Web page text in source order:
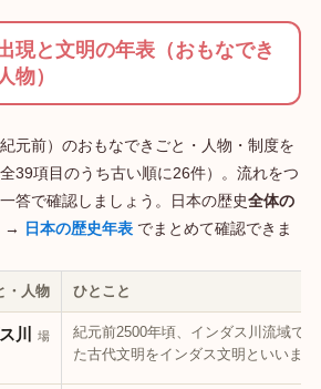
現と文明の年表（おもなでき
物）
元前）のおもなできごと・人物・制度を
39項目のうち古い順に26件）。流れをつ
答で確認しましょう。日本の歴史全体の
→ 日本の歴史年表でまとめて確認できま
・人物 ひとこと
川
場
紀元前2500年頃、インダス川流域で
た古代文明をインダス文明といいます